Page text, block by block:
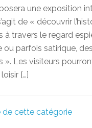
une exposition
de « découvrir
à travers le regard
ou parfois satirique, des
». Les visiteurs
[…]
de cette catégorie